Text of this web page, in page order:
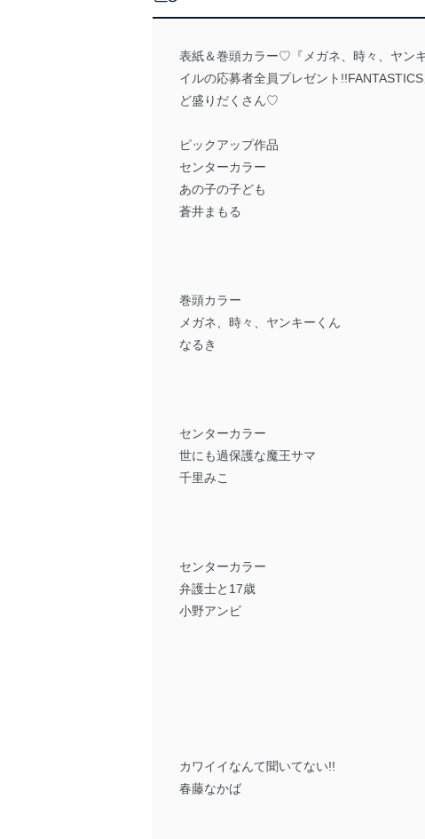
表紙＆巻頭カラー♡『メガネ、時々、ヤン
イルの応募者全員プレゼント
ど盛りだくさん♡
ピックアップ作品
センターカラー
あの子の子ども
蒼井まもる
巻頭カラー
メガネ、時々、ヤンキーくん
なるき
センターカラー
世にも過保護な魔王サマ
千里みこ
センターカラー
弁護士と17歳
小野アンビ
カワイイなんて聞いてない!!
春藤なかば